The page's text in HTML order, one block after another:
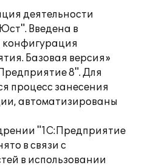
деятельности
Введена в
конфигурация
Базовая версия»
8". Для
процесс занесения
автоматизированы
"1С:Предприятие
в связи с
в использовании